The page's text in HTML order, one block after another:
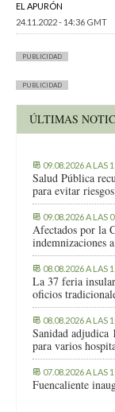
EL APURÓN
24.11.2022 - 14:36 GMT
PUBLICIDAD
PUBLICIDAD
ÚLTIMAS
09.08.2026 A LAS
Salud Pública
para evitar
09.08.2026 A LAS
Afectados por la
indemnizaciones
08.08.2026 A LAS
La 37 feria
oficios
08.08.2026 A LAS
Sanidad adjudica
para varios
07.08.2026 A LAS
Fuencaliente